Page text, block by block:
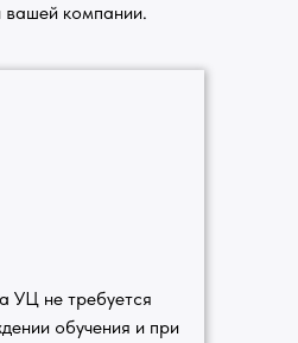
вашей компании.
УЦ не требуется
обучения и при